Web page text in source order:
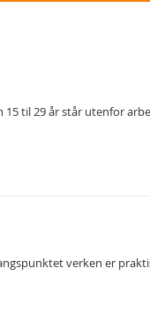
til 29 år står utenfor
verken er